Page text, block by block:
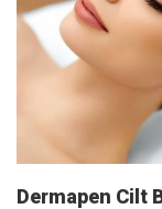
Dermapen Cilt